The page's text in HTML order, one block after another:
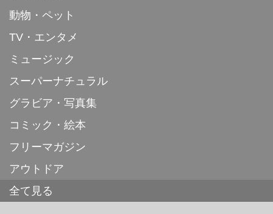
動物・ペット
TV・エンタメ
ミュージック
スーパーナチュラル
グラビア・写真集
コミック・絵本
フリーマガジン
アウトドア
全て見る